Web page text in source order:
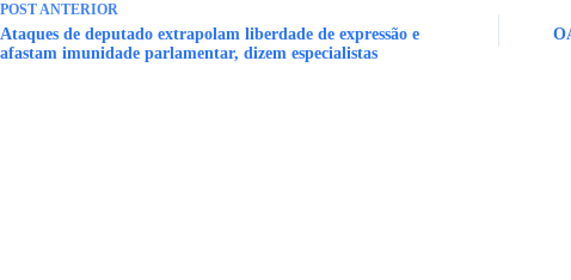
POSTANTERIOR
Ataques de deputado extrapolam liberdade de expressão e
afastam imunidade parlamentar, dizem especialistas